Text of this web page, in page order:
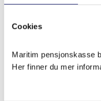
Cookies
Maritim pensjonskasse
Her finner du mer